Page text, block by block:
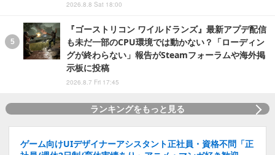
2026.8.8 Sat 18:00
『ゴーストリコン ワイルドランズ』最新アプデ配信
も未だ一部のCPU環境では動かない？「ローディン
グが終わらない」報告がSteamフォーラムや海外掲
示板に投稿
2026.8.7 Fri 17:45
ランキングをもっと見る
ゲーム向けUIデザイナーアシスタント正社員・資格不問「正